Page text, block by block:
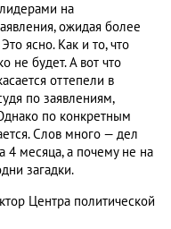
на
ожидая более
ясно. Как и то, что
не будет. А вот что
оттепели в
по заявлениям,
по конкретным
Слов много — дел
4 месяца, а почему не на
загадки.
Центра политической